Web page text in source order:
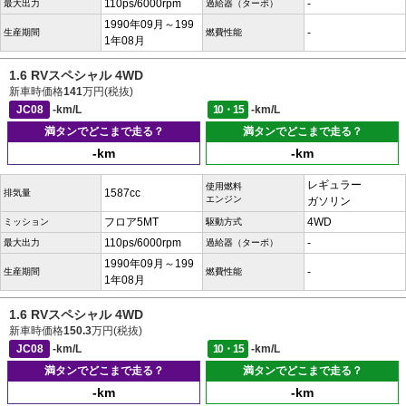
最大出力 110ps/6000rpm 過給器（ターボ） -
生産期間
1990年09月～199
1年08月
燃費性能 -
1.6 RVスペシャル 4WD
新車時価格141万円(税抜)
JC08
-km/L 10・15
-km/L
満タンでどこまで走る？
-km
満タンでどこまで走る？
-km
排気量 1587cc
使用燃料
エンジン
レギュラー
ガソリン
ミッション フロア5MT 駆動方式 4WD
最大出力 110ps/6000rpm 過給器（ターボ） -
生産期間
1990年09月～199
1年08月
燃費性能 -
1.6 RVスペシャル 4WD
新車時価格150.3万円(税抜)
JC08
-km/L 10・15
-km/L
満タンでどこまで走る？
-km
満タンでどこまで走る？
-km